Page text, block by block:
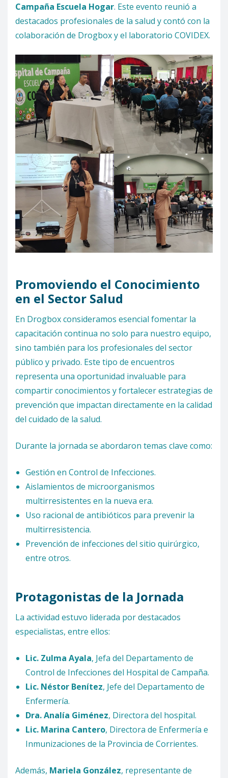
Campaña Escuela Hogar. Este evento reunió a
destacados profesionales de la salud y contó con la
colaboración de Drogbox y el laboratorio COVIDEX.
Promoviendo el Conocimiento
en el Sector Salud
En Drogbox consideramos esencial fomentar la
capacitación continua no solo para nuestro equipo,
sino también para los profesionales del sector
público y privado. Este tipo de encuentros
representa una oportunidad invaluable para
compartir conocimientos y fortalecer estrategias de
prevención que impactan directamente en la calidad
del cuidado de la salud.
Durante la jornada se abordaron temas clave como:
Gestión en Control de Infecciones.
Aislamientos de microorganismos
multirresistentes en la nueva era.
Uso racional de antibióticos para prevenir la
multirresistencia.
Prevención de infecciones del sitio quirúrgico,
entre otros.
Protagonistas de la Jornada
La actividad estuvo liderada por destacados
especialistas, entre ellos:
Lic. Zulma Ayala, Jefa del Departamento de
Control de Infecciones del Hospital de Campaña.
Lic. Néstor Benítez, Jefe del Departamento de
Enfermería.
Dra. Analía Giménez, Directora del hospital.
Lic. Marina Cantero, Directora de Enfermería e
Inmunizaciones de la Provincia de Corrientes.
Además, Mariela González, representante de